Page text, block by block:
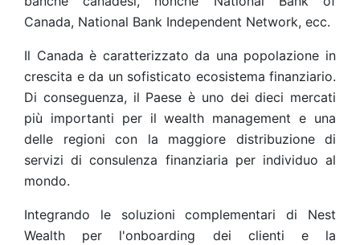
Canada, National Bank Independent Network, ecc.
Il Canada è caratterizzato da una popolazione in
crescita e da un sofisticato ecosistema finanziario.
Di conseguenza, il Paese è uno dei dieci mercati
più importanti per il wealth management e una
delle regioni con la maggiore distribuzione di
servizi di consulenza finanziaria per individuo al
mondo.
Integrando le soluzioni complementari di Nest
Wealth per l'onboarding dei clienti e la